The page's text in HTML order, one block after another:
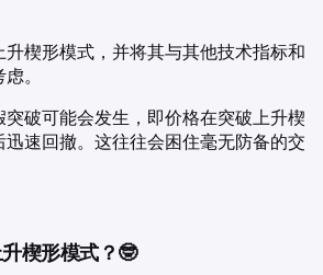
楔形模式，并将其与其他技术指标和
。
破可能会发生，即价格在突破上升楔
速回撤。这往往会困住毫无防备的交
楔形模式？🤓